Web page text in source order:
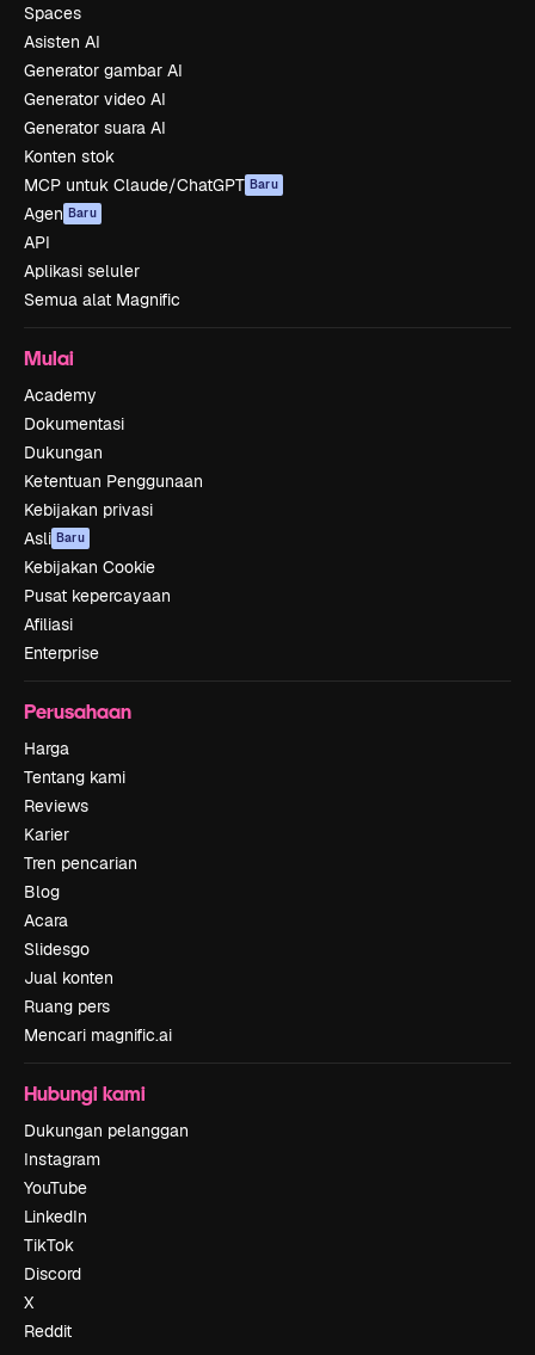
Spaces
Asisten AI
Generator gambar AI
Generator video AI
Generator suara AI
Konten stok
MCP untuk Claude/ChatGPT Baru
Agen Baru
API
Aplikasi seluler
Semua alat Magnific
Mulai
Academy
Dokumentasi
Dukungan
Ketentuan Penggunaan
Kebijakan privasi
Asli Baru
Kebijakan Cookie
Pusat kepercayaan
Afiliasi
Enterprise
Perusahaan
Harga
Tentang kami
Reviews
Karier
Tren pencarian
Blog
Acara
Slidesgo
Jual konten
Ruang pers
Mencari magnific.ai
Hubungi kami
Dukungan pelanggan
Instagram
YouTube
LinkedIn
TikTok
Discord
X
Reddit